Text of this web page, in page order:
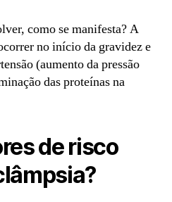
como se manifesta? A
no início da gravidez e
(aumento da pressão
das proteínas na
de risco